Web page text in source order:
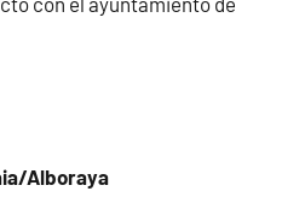
Alboraya